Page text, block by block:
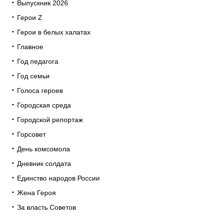
Выпускник 2026
Герои Z
Герои в белых халатах
Главное
Год педагога
Год семьи
Голоса героев
Городская среда
Городской репортаж
Горсовет
День комсомола
Дневник солдата
Единство народов России
Жена Героя
За власть Советов